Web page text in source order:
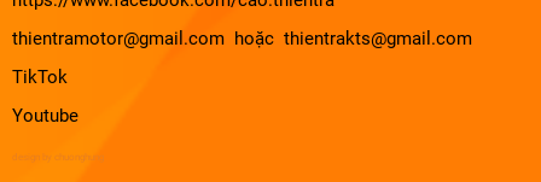
thientramotor@gmail.com hoặc thientrakts@gmail.com
TikTok
Youtube
design by chuonghung